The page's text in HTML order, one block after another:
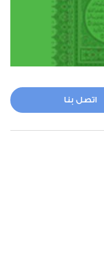
اتصل بنا